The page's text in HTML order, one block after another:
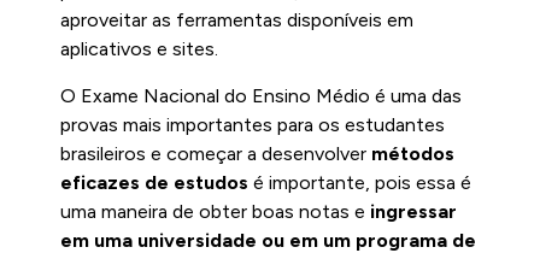
aproveitar as ferramentas disponíveis em
aplicativos e sites.
O Exame Nacional do Ensino Médio é uma das
provas mais importantes para os estudantes
brasileiros e começar a desenvolver métodos
eficazes de estudos é importante, pois essa é
uma maneira de obter boas notas e ingressar
em uma universidade ou em um programa de